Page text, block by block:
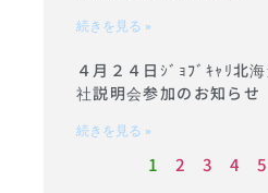
続きを見る »
４月２４日ｼﾞｮﾌﾞｷｬﾘ北
社説明会参加のお知らせ
続きを見る »
1 2 3 4 5